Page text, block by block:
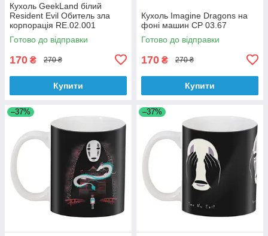
Кухоль GeekLand білий
Resident Evil Обитель зла
корпорація RE.02.001
Готово до відправки
170 ₴ 270 ₴
Купити
Кухоль Imagine Dragons на
фоні машин CP 03.67
Готово до відправки
170 ₴ 270 ₴
Купити
–37% –37%